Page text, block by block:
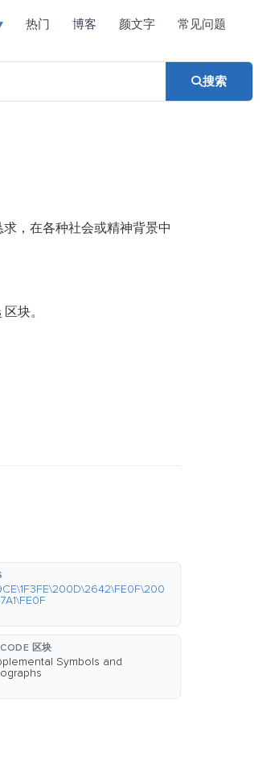
热门 博客 颜文字 常见问题
搜索
，在各种社会或精神背景中
区块。
区块
Symbols and